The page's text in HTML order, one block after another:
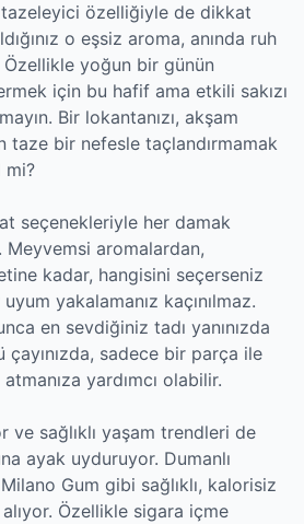
tazeleyici özelliğiyle de dikkat
o eşsiz aroma, anında ruh
yoğun bir günün
için bu hafif ama etkili sakızı
Bir lokantanızı, akşam
taze bir nefesle taçlandırmamak
mi?
seçenekleriyle her damak
aromalardan,
kadar, hangisini seçerseniz
yakalamanız kaçınılmaz.
en sevdiğiniz tadı yanınızda
çayınızda, sadece bir parça ile
yardımcı olabilir.
ve sağlıklı yaşam trendleri de
ayak uyduruyor. Dumanlı
Milano Gum gibi sağlıklı, kalorisiz
Özellikle sigara içme